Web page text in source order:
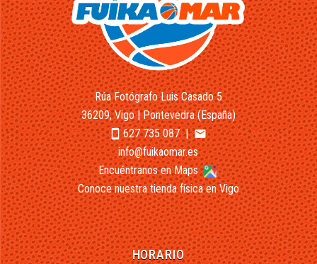
Rúa Fotógrafo Luis Casado 5
36209, Vigo | Pontevedra (España)
smartphone627 735 087|email
info@fuikaomar.es
Encuéntranos en Maps
Conoce nuestra tienda física en Vigo
HORARIO